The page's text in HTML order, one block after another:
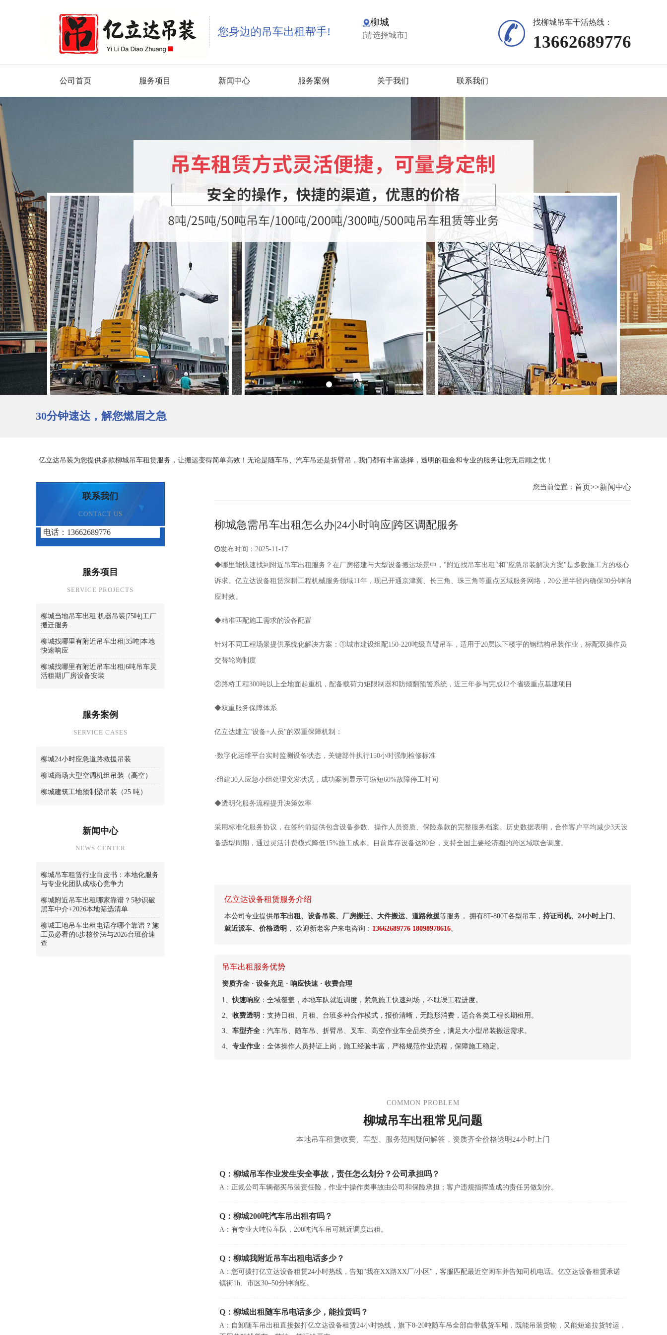
您身边的吊车出租帮手!
柳城
[请选择城市]
找柳城吊车干活热线：
13662689776
公司首页 服务项目 新闻中心 服务案例 关于我们 联系我们
30分钟速达，解您燃眉之急
亿立达吊装为您提供多款柳城吊车租赁服务，让搬运变得简单高效！无论是随车吊、汽车吊还是折臂吊，我们都有丰富选择，透明的租金和专业的服务让您无后顾之忧！
联系我们
CONTACT US
电话：13662689776
服务项目
SERVICE PROJECTS
柳城当地吊车出租|机器吊装|75吨|工厂
搬迁服务
柳城找哪里有附近吊车出租|35吨|本地
快速响应
柳城找哪里有附近吊车出租|6吨吊车灵
活租期|厂房设备安装
服务案例
SERVICE CASES
柳城24小时应急道路救援吊装
柳城商场大型空调机组吊装（高空）
柳城建筑工地预制梁吊装（25 吨）
新闻中心
NEWS CENTER
柳城吊车租赁行业白皮书：本地化服务
与专业化团队成核心竞争力
柳城附近吊车出租哪家靠谱？5秒识破
黑车中介+2026本地筛选清单
柳城工地吊车出租电话存哪个靠谱？施
工员必看的6步核价法与2026台班价速
查
您当前位置： 首页>>新闻中心
柳城急需吊车出租怎么办|24小时响应|跨区调配服务
发布时间：2025-11-17
◆哪里能快速找到附近吊车出租服务？在厂房搭建与大型设备搬运场景中，"附近找吊车出租"和"应急吊装解决方案"是多数施工方的核心
诉求。亿立达设备租赁深耕工程机械服务领域11年，现已开通京津冀、长三角、珠三角等重点区域服务网络，20公里半径内确保30分钟响
应时效。
◆精准匹配施工需求的设备配置
针对不同工程场景提供系统化解决方案：①城市建设组配150-220吨级直臂吊车，适用于20层以下楼宇的钢结构吊装作业，标配双操作员
交替轮岗制度
②路桥工程300吨以上全地面起重机，配备载荷力矩限制器和防倾翻预警系统，近三年参与完成12个省级重点基建项目
◆双重服务保障体系
亿立达建立"设备+人员"的双重保障机制：
·数字化运维平台实时监测设备状态，关键部件执行150小时强制检修标准
·组建30人应急小组处理突发状况，成功案例显示可缩短60%故障停工时间
◆透明化服务流程提升决策效率
采用标准化服务协议，在签约前提供包含设备参数、操作人员资质、保险条款的完整服务档案。历史数据表明，合作客户平均减少3天设
备选型周期，通过灵活计费模式降低15%施工成本。目前库存设备达80台，支持全国主要经济圈的跨区域联合调度。
亿立达设备租赁服务介绍
本公司专业提供吊车出租、设备吊装、厂房搬迁、大件搬运、道路救援等服务， 拥有8T-800T各型吊车， 持证司机、24小时上门、
就近派车、价格透明 ， 欢迎新老客户来电咨询： 13662689776 18098978616。
吊车出租服务优势
资质齐全 · 设备充足 · 响应快速 · 收费合理
1、快速响应 ：全域覆盖，本地车队就近调度，紧急施工快速到场，不耽误工程进度。
2、 收费透明 ：支持日租、月租、台班多种合作模式，报价清晰，无隐形消费，适合各类工程长期租用。
3、 车型齐全 ：汽车吊、随车吊、折臂吊、叉车、高空作业车全品类齐全，满足大小型吊装搬运需求。
4、 专业作业 ：全体操作人员持证上岗，施工经验丰富，严格规范作业流程，保障施工稳定。
COMMON PROBLEM
柳城吊车出租常见问题
本地吊车租赁收费、车型、服务范围疑问解答，资质齐全价格透明24小时上门
Q：柳城吊车作业发生安全事故，责任怎么划分？公司承担吗？
A：正规公司车辆都买吊装责任险，作业中操作类事故由公司和保险承担；客户违规指挥造成的责任另做划分。
Q：柳城200吨汽车吊出租有吗？
A：有专业大吨位车队，200吨汽车吊可就近调度出租。
Q：柳城我附近吊车出租电话多少？
A：您可拨打亿立达设备租赁24小时热线，告知"我在XX路XX厂/小区"，客服匹配最近空闲车并告知司机电话。亿立达设备租赁承诺
镇街1h、市区30–50分钟响应。
Q：柳城出租随车吊电话多少，能拉货吗？
A：自卸随车吊出租直接拨打亿立达设备租赁24小时热线，旗下8-20吨随车吊全部自带载货车厢，既能吊装货物，又能短途拉货转运，